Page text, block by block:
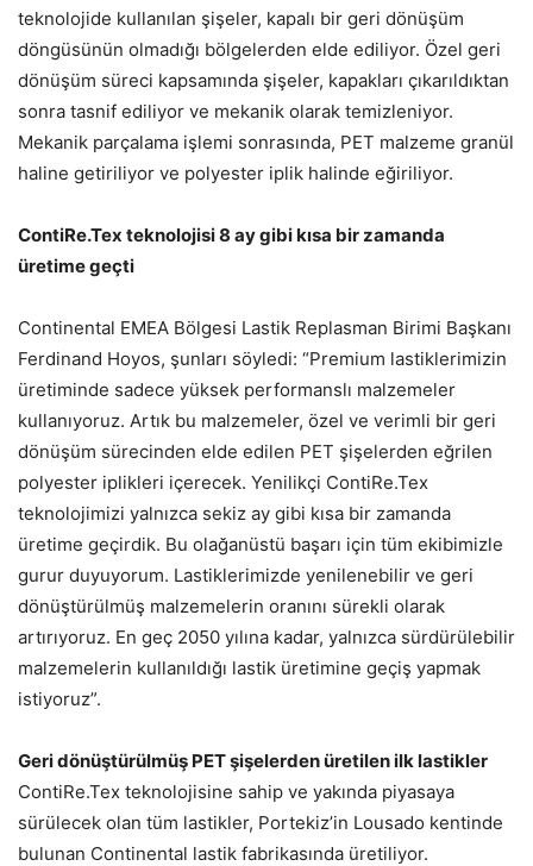
teknolojide kullanılan şişeler, kapalı bir geri dönüşüm
döngüsünün olmadığı bölgelerden elde ediliyor. Özel geri
dönüşüm süreci kapsamında şişeler, kapakları çıkarıldıktan
sonra tasnif ediliyor ve mekanik olarak temizleniyor.
Mekanik parçalama işlemi sonrasında, PET malzeme granül
haline getiriliyor ve polyester iplik halinde eğiriliyor.
ContiRe.Tex teknolojisi 8 ay gibi kısa bir zamanda
üretime geçti
Continental EMEA Bölgesi Lastik Replasman Birimi Başkanı
Ferdinand Hoyos, şunları söyledi: “Premium lastiklerimizin
üretiminde sadece yüksek performanslı malzemeler
kullanıyoruz. Artık bu malzemeler, özel ve verimli bir geri
dönüşüm sürecinden elde edilen PET şişelerden eğrilen
polyester iplikleri içerecek. Yenilikçi ContiRe.Tex
teknolojimizi yalnızca sekiz ay gibi kısa bir zamanda
üretime geçirdik. Bu olağanüstü başarı için tüm ekibimizle
gurur duyuyorum. Lastiklerimizde yenilenebilir ve geri
dönüştürülmüş malzemelerin oranını sürekli olarak
artırıyoruz. En geç 2050 yılına kadar, yalnızca sürdürülebilir
malzemelerin kullanıldığı lastik üretimine geçiş yapmak
istiyoruz”.
Geri dönüştürülmüş PET şişelerden üretilen ilk lastikler
ContiRe.Tex teknolojisine sahip ve yakında piyasaya
sürülecek olan tüm lastikler, Portekiz’in Lousado kentinde
bulunan Continental lastik fabrikasında üretiliyor.